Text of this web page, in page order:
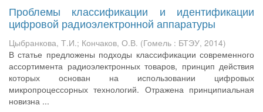
Проблемы классификации и идентификации
цифровой радиоэлектронной аппаратуры
Цыбранкова, Т.И.; Кончаков, О.В. (Гомель : БТЭУ, 2014)
В статье предложены подходы классификации современного
ассортимента радиоэлектронных товаров, принцип действия
которых основан на использовании цифровых
микропроцессорных технологий. Отражена принципиальная
новизна ...